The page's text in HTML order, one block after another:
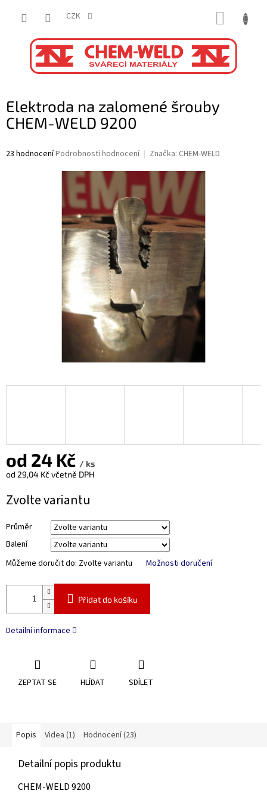
CZK
Elektroda na zalomené šrouby
CHEM-WELD 9200
Průměrné
23 hodnoceníPodrobnosti hodnocení Značka: CHEM-WELD
od 24 Kč / ks
od 29,04 Kčvčetně DPH
cena:
Zvolte variantu
Průměr
Balení
Můžeme doručit do: Zvolte variantu Možnosti doručení
Přidat do košíku
Detailní informace
ZEPTAT SE HLÍDAT SDÍLET
Popis Videa (1) Hodnocení (23)
Detailní popis produktu
CHEM-WELD 9200